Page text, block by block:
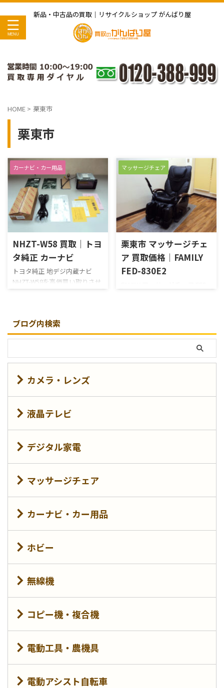
新品・中古品の買取｜リサイクルショップ がんばり屋
HOME > 栗東市
栗東市
カーナビ・カー用品
NHZT-W58 買取｜トヨ
タ純正 カーナビ
トヨタ純正 地デジ内蔵ナビ
NHZT-W58を高価買い取りさせ
ていただきました。新品・中
価格をご提示！売却は高額査
定の専門店におまかせくださ
は富士通製のHDDナビゲーシ
ョンです。今回、買取させてい
ただいたお品は、お客様が新
車購入時に社外ナビに取り替
えた為に不要になった純正ナ
ビとのことです。 さすが新車
外しの商品だけあって、キズ一
つ無い美品です。もちろん、保
揃っておりました。付属品が揃
マッサージチェア
栗東市 マッサージチェ
ア 買取価格｜FAMILY
FED-830E2
をご提示！売却は高額査定の
専門店におまかせください！
他店徹底対抗のため買い取り
耐圧を4点に分散することで、
地を実現しています。さらに、
ブログ内検索
カメラ・レンズ
液晶テレビ
デジタル家電
マッサージチェア
カーナビ・カー用品
ホビー
無線機
コピー機・複合機
電動工具・農機具
電動アシスト自転車